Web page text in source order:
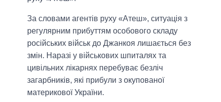
За словами агентів руху «Атеш», ситуація з
регулярним прибуттям особового складу
російських військ до Джанкоя лишається без
змін. Наразі у військових шпиталях та
цивільних лікарнях перебуває безліч
загарбників, які прибули з окупованої
материкової України.